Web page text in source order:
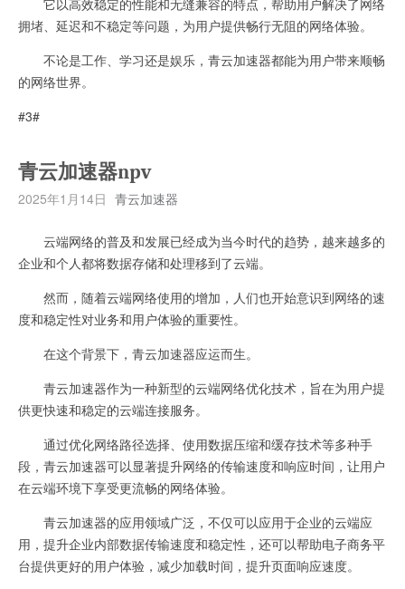
拥堵、延迟和不稳定等问题，为用户提供畅行无阻的网络体验。
不论是工作、学习还是娱乐，青云加速器都能为用户带来顺畅
的网络世界。
#3#
青云加速器npv
2025年1月14日 青云加速器
云端网络的普及和发展已经成为当今时代的趋势，越来越多的
企业和个人都将数据存储和处理移到了云端。
然而，随着云端网络使用的增加，人们也开始意识到网络的速
度和稳定性对业务和用户体验的重要性。
在这个背景下，青云加速器应运而生。
青云加速器作为一种新型的云端网络优化技术，旨在为用户提
供更快速和稳定的云端连接服务。
通过优化网络路径选择、使用数据压缩和缓存技术等多种手
段，青云加速器可以显著提升网络的传输速度和响应时间，让用户
在云端环境下享受更流畅的网络体验。
青云加速器的应用领域广泛，不仅可以应用于企业的云端应
用，提升企业内部数据传输速度和稳定性，还可以帮助电子商务平
台提供更好的用户体验，减少加载时间，提升页面响应速度。